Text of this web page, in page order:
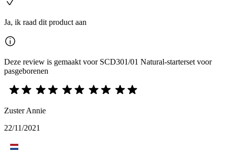
Ja, ik raad dit product aan
Deze review is gemaakt voor SCD301/01 Natural-starterset voor
pasgeborenen
Zuster Annie
22/11/2021